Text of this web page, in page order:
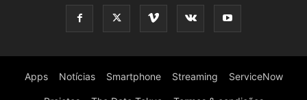
Apps Notícias Smartphone Streaming ServiceNow